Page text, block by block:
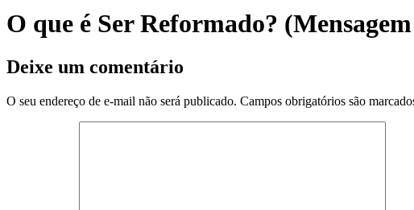
O que é Ser Reformado?
Deixe um comentário
O seu endereço de e-mail não será publicado. Campos obrigatórios são